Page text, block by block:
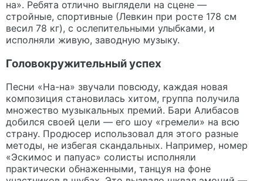
на». Ребята отлично выглядели на сцене —
стройные, спортивные (Левкин при росте 178 см
весил 78 кг), с ослепительными улыбками, и
исполняли живую, заводную музыку.
Головокружительный успех
Песни «На-на» звучали повсюду, каждая новая
композиция становилась хитом, группа получила
множество музыкальных премий. Бари Алибасов
добился своей цели — его шоу «гремели» на всю
страну. Продюсер использовал для этого разные
методы, не избегая скандальных. Например, номер
«Эскимос и папуас» солисты исполняли
практически обнаженными, танцуя на фоне